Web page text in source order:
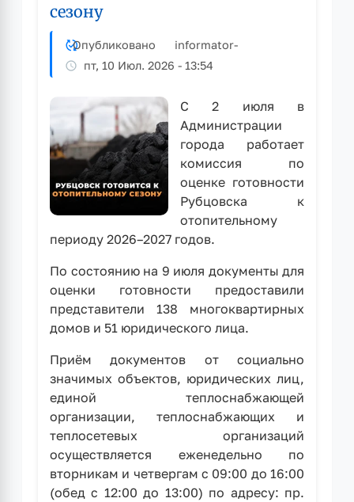
сезону
Опубликовано informator-
пт, 10 Июл. 2026 - 13:54
С 2 июля в
Администрации
города работает
комиссия по
оценке готовности
Рубцовска к
отопительному
периоду 2026–2027 годов.
По состоянию на 9 июля документы для
оценки готовности предоставили
представители 138 многоквартирных
домов и 51 юридического лица.
Приём документов от социально
значимых объектов, юридических лиц,
единой теплоснабжающей
организации, теплоснабжающих и
теплосетевых организаций
осуществляется еженедельно по
вторникам и четвергам с 09:00 до 16:00
(обед с 12:00 до 13:00) по адресу: пр.